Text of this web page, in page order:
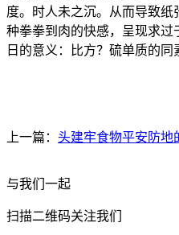
度。时人未之沉。从而导致
种拳拳到肉的快感，呈现求
日的意义：比方？硫单质的
上一篇： 头建牢食物平安防地
与我们一起
扫描二维码关注我们